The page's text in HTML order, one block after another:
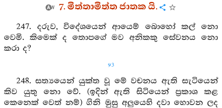
7. මිත්තාමිත්ත ජාතක යි.
247. දරුව, විදේශයෙන් ආයෙම් බොහෝ කල් නො
වෙමි. කිමෙක් ද තොපගේ මව අනිකකු සේවනය නො
කරා ද?
93
248. සත්‍යයෙන් යුක්ත වූ මේ වචනය ඇති සැටියෙන්
කිව යුතු නො වේ. (ඉදින් ඇති සිටියෙන් ප්‍රකාශ කළ
කෙනෙක් වෙත් නම්) ගිනි මුසු අලුයෙහි දවා හොවන ලද